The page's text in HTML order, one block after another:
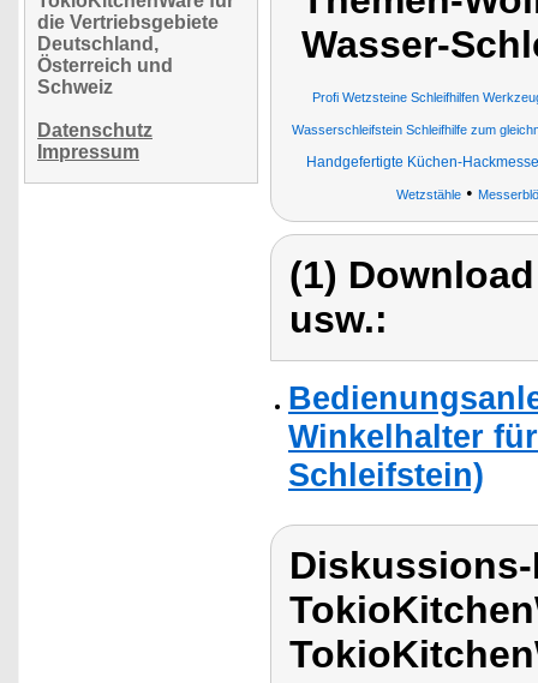
die Vertriebsgebiete
Deutschland,
Österreich und
Schweiz
Datenschutz
Impressum
Wasser-
Profi Wetzsteine Schleifhilfen
Wasserschleifstein Schleifhilfe zum
Handgefertigte Küchen-
Wetzstähle •
(1)
usw.:
Winkelhalter
Schleifstein)